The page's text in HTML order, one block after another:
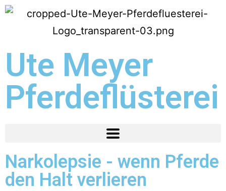
Ute Meyer
Pferdeflüsterei
Narkolepsie - wenn Pferde
den Halt verlieren